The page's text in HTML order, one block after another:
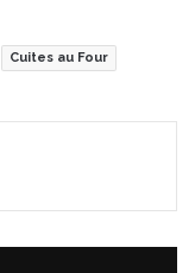
Cuites au Four